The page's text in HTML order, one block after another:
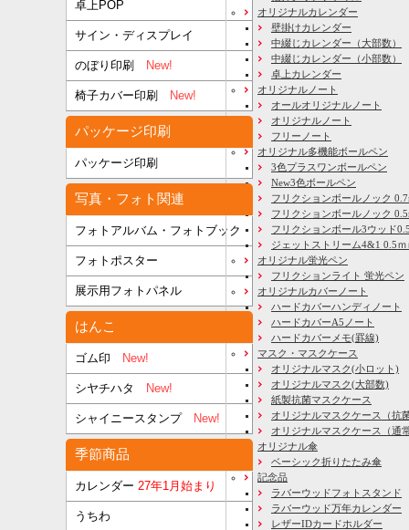
卓上POP
サイン・ディスプレイ
のぼり印刷 New!
椅子カバー印刷 New!
パッケージ印刷
パッケージ印刷
写真・フォト関連
フォトアルバム・フォトブック
フォトポスター
展示用フォトパネル
はんこ
ゴム印 New!
シヤチハタ New!
シャイニースタンプNew!
季節商品
カレンダー 27年1月始まり
うちわ
オリジナルカレンダー
壁掛けカレンダー
中綴じカレンダー（大部数）
中綴じカレンダー（小部数）
卓上カレンダー
オリジナルノート
オールオリジナルノート
オリジナルノート
フリーノート
オリジナル多機能ボールペン
3色プラスワンボールペン
New3色ボールペン
フリクションボールノック
フリクションボールノック
フリクションボール3ウッド
ジェットストリーム4&1 0.5ｍ
オリジナル蛍光ペン
フリクションライト 蛍光ペン
オリジナルカバーノート
ハードカバーハンディノート
ハードカバーA5ノート
ハードカバーメモ(罫線)
マスク・マスクケース
オリジナルマスク(小ロット)
オリジナルマスク(大部数)
紙製抗菌マスクケース
オリジナルマスクケース（抗
オリジナルマスクケース（通
オリジナル傘
ベーシック折りたたみ傘
記念品
ラバーウッドフォトスタンド
ラバーウッド万年カレンダー
レザーIDカードホルダー